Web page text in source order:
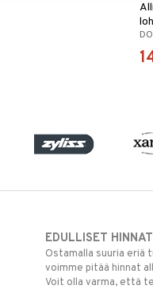
EDULLISET HINNAT
Ostamalla suuria
voimme pitää hinnat
Voit olla varma, että